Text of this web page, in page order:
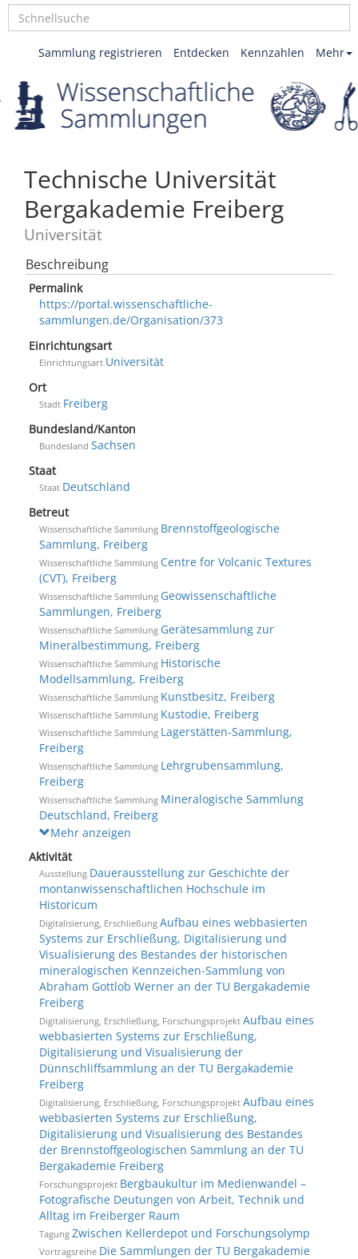
Mehr
Kennzahlen
Entdecken
Sammlung registrieren
Technische Universität
Bergakademie Freiberg
Universität
Beschreibung
Permalink
https://portal.wissenschaftliche-
sammlungen.de/Organisation/373
Einrichtungsart
Einrichtungsart Universität
Ort
Stadt Freiberg
Bundesland/Kanton
Bundesland Sachsen
Staat
Staat Deutschland
Betreut
Wissenschaftliche Sammlung Brennstoffgeologische
Sammlung, Freiberg
Wissenschaftliche Sammlung Centre for Volcanic Textures
(CVT), Freiberg
Wissenschaftliche Sammlung Geowissenschaftliche
Sammlungen, Freiberg
Wissenschaftliche Sammlung Gerätesammlung zur
Mineralbestimmung, Freiberg
Wissenschaftliche Sammlung Historische
Modellsammlung, Freiberg
Wissenschaftliche Sammlung Kunstbesitz, Freiberg
Wissenschaftliche Sammlung Kustodie, Freiberg
Wissenschaftliche Sammlung Lagerstätten-Sammlung,
Freiberg
Wissenschaftliche Sammlung Lehrgrubensammlung,
Freiberg
Wissenschaftliche Sammlung Mineralogische Sammlung
Deutschland, Freiberg
Mehr anzeigen
Aktivität
Ausstellung Dauerausstellung zur Geschichte der
montanwissenschaftlichen Hochschule im
Historicum
Digitalisierung, Erschließung Aufbau eines webbasierten
Systems zur Erschließung, Digitalisierung und
Visualisierung des Bestandes der historischen
mineralogischen Kennzeichen-Sammlung von
Abraham Gottlob Werner an der TU Bergakademie
Freiberg
Digitalisierung, Erschließung, Forschungsprojekt Aufbau eines
webbasierten Systems zur Erschließung,
Digitalisierung und Visualisierung der
Dünnschliffsammlung an der TU Bergakademie
Freiberg
Digitalisierung, Erschließung, Forschungsprojekt Aufbau eines
webbasierten Systems zur Erschließung,
Digitalisierung und Visualisierung des Bestandes
der Brennstoffgeologischen Sammlung an der TU
Bergakademie Freiberg
Forschungsprojekt Bergbaukultur im Medienwandel –
Fotografische Deutungen von Arbeit, Technik und
Alltag im Freiberger Raum
Tagung Zwischen Kellerdepot und Forschungsolymp
Vortragsreihe Die Sammlungen der TU Bergakademie